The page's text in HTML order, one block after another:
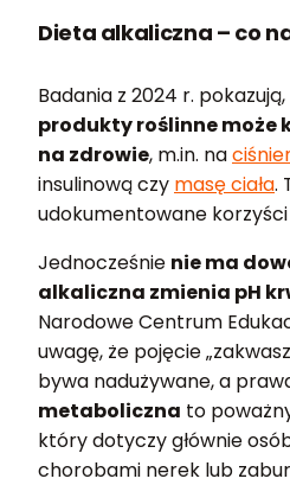
Dieta alkaliczna – co
Badania z 2024 r. pokazują,
produkty roślinne może
na zdrowie, m.in. na
insulinową czy masę ciała.
udokumentowane korzyści
Jednocześnie nie ma
alkaliczna zmienia pH
Narodowe Centrum
uwagę, że pojęcie
bywa nadużywane, a
metaboliczna to
który dotyczy głównie
chorobami nerek lub